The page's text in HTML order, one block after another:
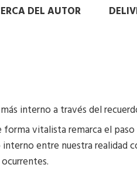
DEL AUTOR
interno a través del
vitalista remarca el
entre nuestra realidad